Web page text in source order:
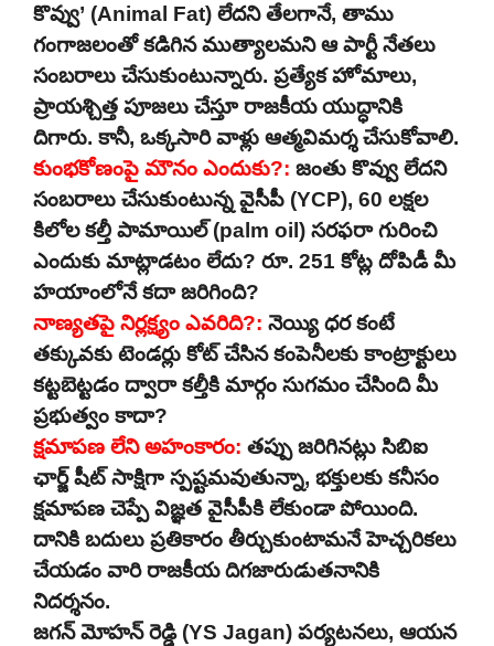
కొవ్వు’ (Animal Fat) లేదని తేలగానే, తాము
గంగాజలంతో కడిగిన ముత్యాలమని ఆ పార్టీ నేతలు
సంబరాలు చేసుకుంటున్నారు. ప్రత్యేక హోమాలు,
ప్రాయశ్చిత్త పూజలు చేస్తూ రాజకీయ యుద్ధానికి
దిగారు. కానీ, ఒక్కసారి వాళ్లు ఆత్మవిమర్శ చేసుకోవాలి.
కుంభకోణంపై మౌనం ఎందుకు?: జంతు కొవ్వు లేదని
సంబరాలు చేసుకుంటున్న వైసీపీ (YCP), 60 లక్షల
కిలోల కల్తీ పామాయిల్ (palm oil) సరఫరా గురించి
ఎందుకు మాట్లాడటం లేదు? రూ. 251 కోట్ల దోపిడీ మీ
హయాంలోనే కదా జరిగింది?
నాణ్యతపై నిర్లక్ష్యం ఎవరిది?: నెయ్యి ధర కంటే
తక్కువకు టెండర్లు కోట్ చేసిన కంపెనీలకు కాంట్రాక్టులు
కట్టబెట్టడం ద్వారా కల్తీకి మార్గం సుగమం చేసింది మీ
ప్రభుత్వం కాదా?
క్షమాపణ లేని అహంకారం: తప్పు జరిగినట్లు సిబిఐ
ఛార్జ్ షీట్ సాక్షిగా స్పష్టమవుతున్నా, భక్తులకు కనీసం
క్షమాపణ చెప్పే విజ్ఞత వైసీపీకి లేకుండా పోయింది.
దానికి బదులు ప్రతికారం తీర్చుకుంటామనే హెచ్చరికలు
చేయడం వారి రాజకీయ దిగజారుడుతనానికి
నిదర్శనం.
జగన్ మోహన్ రెడ్డి (YS Jagan) పర్యటనలు, ఆయన